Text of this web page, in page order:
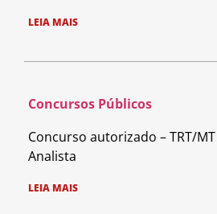
LEIA MAIS
Concursos Públicos
Concurso autorizado – TRT/
Analista
LEIA MAIS